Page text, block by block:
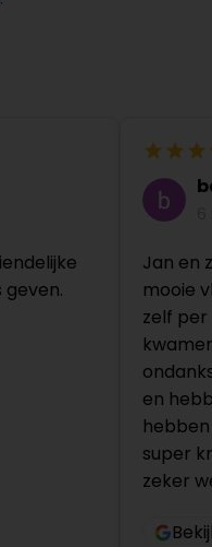
geven.
Jan en
mooie
zelf
en
super
zeker